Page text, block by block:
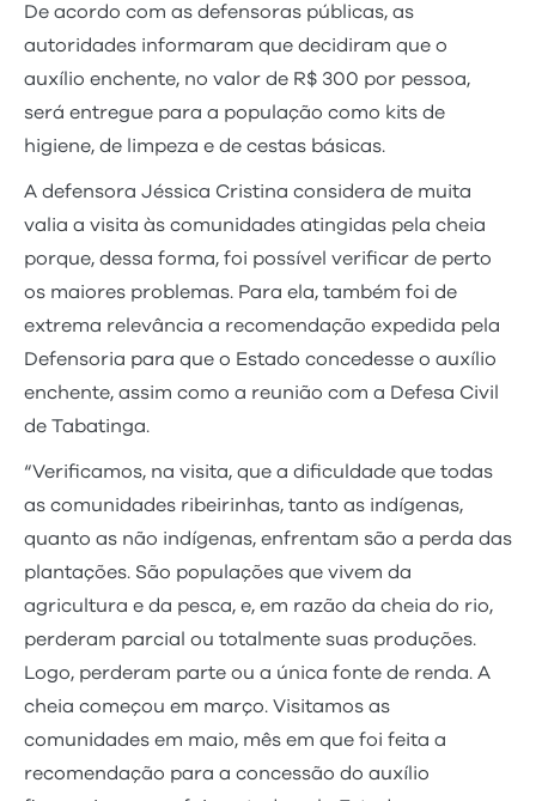
De acordo com as defensoras públicas, as
autoridades informaram que decidiram que o
auxílio enchente, no valor de R$ 300 por pessoa,
será entregue para a população como kits de
higiene, de limpeza e de cestas básicas.
A defensora Jéssica Cristina considera de muita
valia a visita às comunidades atingidas pela cheia
porque, dessa forma, foi possível verificar de perto
os maiores problemas. Para ela, também foi de
extrema relevância a recomendação expedida pela
Defensoria para que o Estado concedesse o auxílio
enchente, assim como a reunião com a Defesa Civil
de Tabatinga.
“Verificamos, na visita, que a dificuldade que todas
as comunidades ribeirinhas, tanto as indígenas,
quanto as não indígenas, enfrentam são a perda das
plantações. São populações que vivem da
agricultura e da pesca, e, em razão da cheia do rio,
perderam parcial ou totalmente suas produções.
Logo, perderam parte ou a única fonte de renda. A
cheia começou em março. Visitamos as
comunidades em maio, mês em que foi feita a
recomendação para a concessão do auxílio